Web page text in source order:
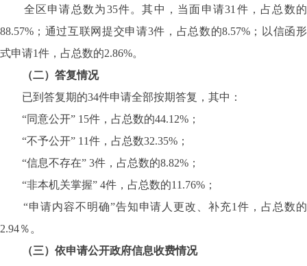
全区申请总数为35件。其中，当面申请31件，占总数的
88.57%；通过互联网提交申请3件，占总数的8.57%；以信函形
式申请1件，占总数的2.86%。
（二）答复情况
已到答复期的34件申请全部按期答复，其中：
“同意公开” 15件，占总数的44.12%；
“不予公开” 11件，占总数32.35%；
“信息不存在” 3件，占总数的8.82%；
“非本机关掌握” 4件，占总数的11.76%；
“申请内容不明确”告知申请人更改、补充1件，占总数的
2.94％。
（三） 依申请公开政府信息收费情况